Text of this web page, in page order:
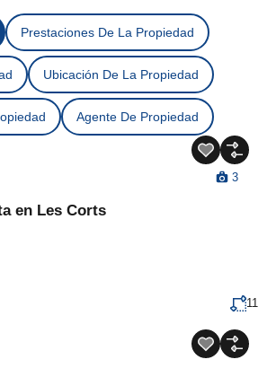
Prestaciones De La Propiedad
Ubicación De La Propiedad
Agente De Propiedad
3
en Les Corts
11